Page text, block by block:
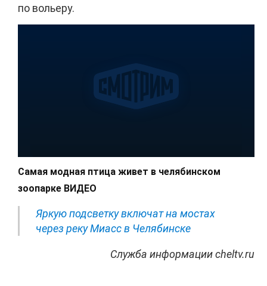
по вольеру.
Самая модная птица живет в челябинском
зоопарке ВИДЕО
Яркую подсветку включат на мостах
через реку Миасс в Челябинске
Служба информации cheltv.ru